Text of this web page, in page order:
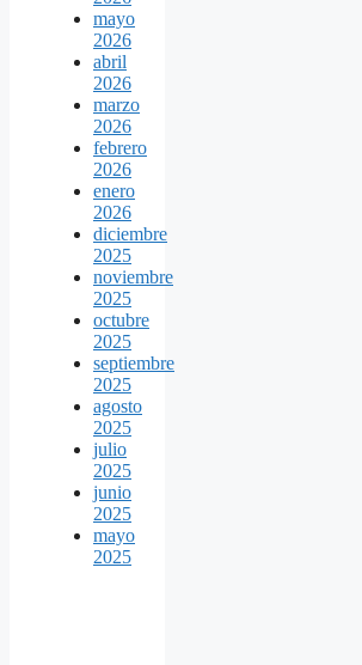
mayo
2026
abril
2026
marzo
2026
febrero
2026
enero
2026
diciembre
2025
noviembre
2025
octubre
2025
septiembre
2025
agosto
2025
julio
2025
junio
2025
mayo
2025